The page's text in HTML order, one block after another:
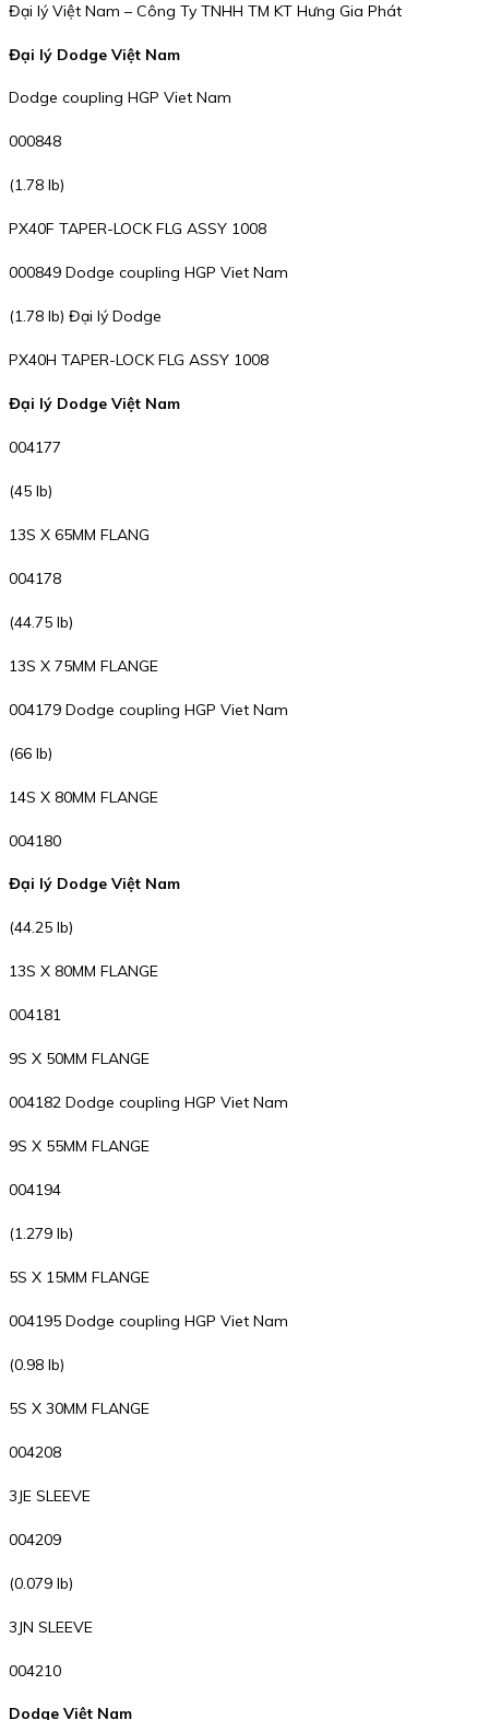
Đại lý Việt Nam – Công Ty TNHH TM KT Hưng Gia Phát
Đại lý Dodge Việt Nam
Dodge coupling HGP Viet Nam
000848
(1.78 lb)
PX40F TAPER-LOCK FLG ASSY 1008
000849 Dodge coupling HGP Viet Nam
(1.78 lb) Đại lý Dodge
PX40H TAPER-LOCK FLG ASSY 1008
Đại lý Dodge Việt Nam
004177
(45 lb)
13S X 65MM FLANG
004178
(44.75 lb)
13S X 75MM FLANGE
004179 Dodge coupling HGP Viet Nam
(66 lb)
14S X 80MM FLANGE
004180
Đại lý Dodge Việt Nam
(44.25 lb)
13S X 80MM FLANGE
004181
9S X 50MM FLANGE
004182 Dodge coupling HGP Viet Nam
9S X 55MM FLANGE
004194
(1.279 lb)
5S X 15MM FLANGE
004195 Dodge coupling HGP Viet Nam
(0.98 lb)
5S X 30MM FLANGE
004208
3JE SLEEVE
004209
(0.079 lb)
3JN SLEEVE
004210
Dodge Việt Nam